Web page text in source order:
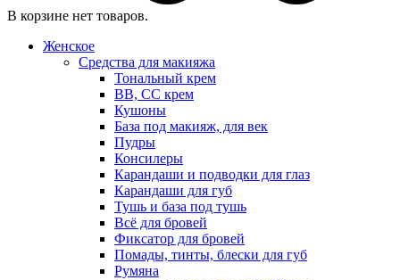
В корзине нет товаров.
Женское
Средства для макияжа
Тональный крем
BB, CC крем
Кушоны
База под макияж, для век
Пудры
Консилеры
Карандаши и подводки для глаз
Карандаши для губ
Тушь и база под тушь
Всё для бровей
Фиксатор для бровей
Помады, тинты, блески для губ
Румяна